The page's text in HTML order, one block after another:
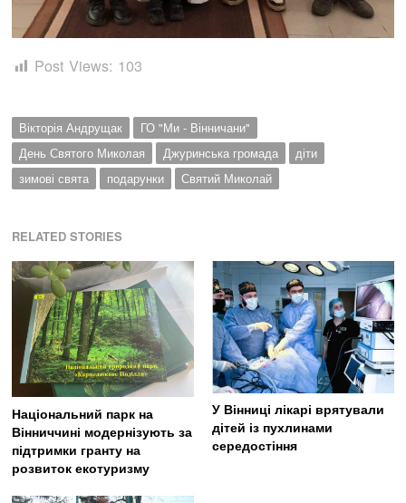
Post Views: 103
Вікторія Андрущак
ГО "Ми - Вінничани"
День Святого Миколая
Джуринська громада
діти
зимові свята
подарунки Святий Миколай
RELATED STORIES
Національний парк на
Вінниччині модернізують за
підтримки гранту на
розвиток екотуризму
У Вінниці лікарі врятували
дітей із пухлинами
середостіння